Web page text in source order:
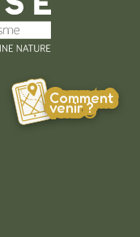
Comment
venir ?